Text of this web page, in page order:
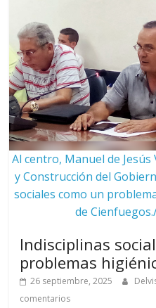
Al centro, Manuel de
y Construcción del
sociales como un
de
Indisciplinas
problemas
26 septiembre, 2025
comentarios